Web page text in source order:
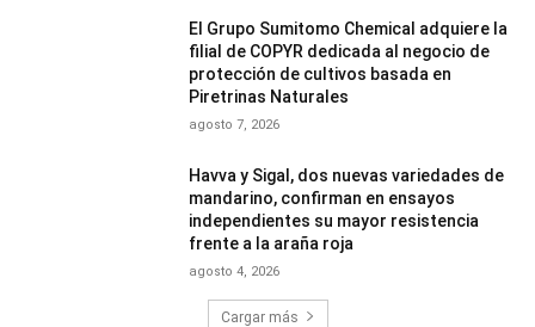
El Grupo Sumitomo Chemical adquiere la
filial de COPYR dedicada al negocio de
protección de cultivos basada en
Piretrinas Naturales
agosto 7, 2026
Havva y Sigal, dos nuevas variedades de
mandarino, confirman en ensayos
independientes su mayor resistencia
frente a la araña roja
agosto 4, 2026
Cargar más